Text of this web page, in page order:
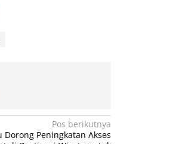
Pos berikutnya
Dorong Peningkatan Akses